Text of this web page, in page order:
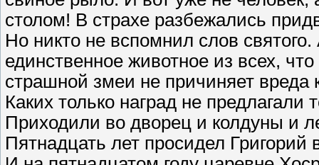
столом! В страхе разбежались
Но никто не вспомнил слов
единственное животное из всех,
страшной змеи не причиняет вреда
Каких только наград не
Приходили во дворец и колдуны и
Пятнадцать лет просидел Григорий